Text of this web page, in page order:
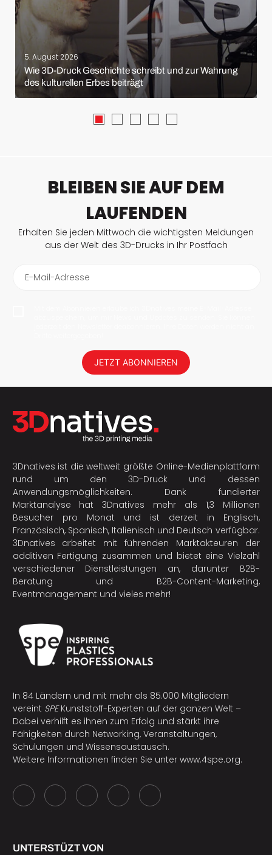
5. August 2026
Wie 3D-Druck Geschichte schreibt und zur Wahrung
des kulturellen Erbes beiträgt
BLEIBEN SIE AUF DEM
LAUFENDEN
Erhalten Sie jeden Mittwoch die wichtigsten Meldungen
aus der Welt des 3D-Drucks in Ihr Postfach
E-Mail-Adresse
JETZT ABONNIEREN
3Dnatives ist die weltweit größte Online-Medienplattform
rund um den 3D-Druck und dessen
Anwendungsmöglichkeiten. Dank fundierter
Marktanalyse hat 3Dnatives mehr als 1,3 Millionen
Besucher pro Monat und ist derzeit in Englisch,
Französisch, Spanisch, Italienisch und Deutsch verfügbar.
3Dnatives arbeitet mit führenden Marktakteuren der
additiven Fertigung zusammen und bietet eine Vielzahl
verschiedener Dienstleistungen an, darunter B2B-
Beratung und B2B-Content-Marketing,
Eventmanagement und vieles mehr!
In 84 Ländern und mit mehr als 85.000 Mitgliedern
vereint SPEKunststoff-Experten auf der ganzen Welt –
Dabei verhilft es ihnen zum Erfolg und stärkt ihre
Fähigkeiten durch Networking, Veranstaltungen,
Schulungen und Wissensaustausch.
Weitere Informationen finden Sie unter www.4spe.org.
UNTERSTÜZT VON